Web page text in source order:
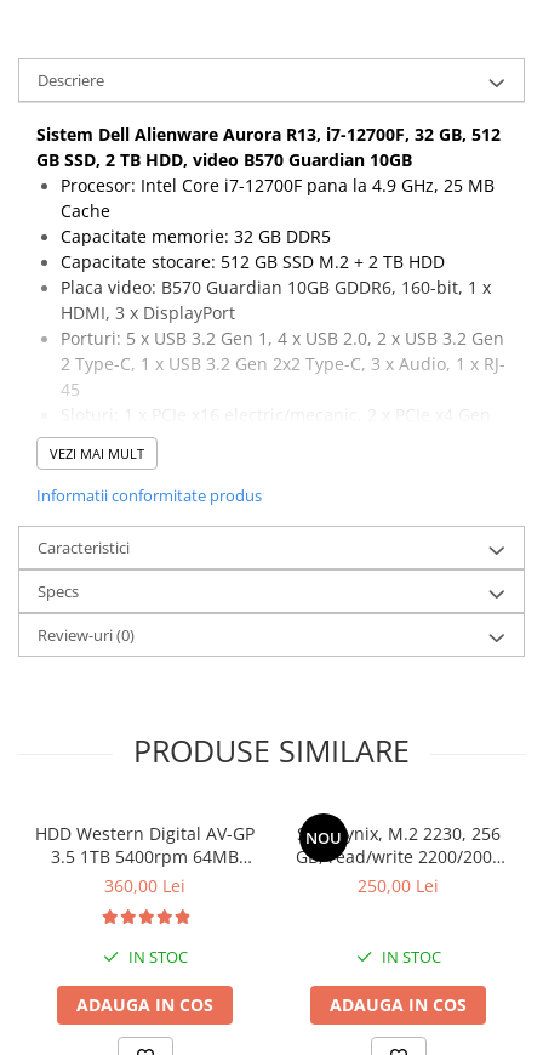
Descriere
Sistem Dell Alienware Aurora R13, i7-12700F, 32 GB, 512
GB SSD, 2 TB HDD, video B570 Guardian 10GB
Procesor: Intel Core i7-12700F pana la 4.9 GHz, 25 MB
Cache
Capacitate memorie: 32 GB DDR5
Capacitate stocare: 512 GB SSD M.2 + 2 TB HDD
Placa video: B570 Guardian 10GB GDDR6, 160-bit, 1 x
HDMI, 3 x DisplayPort
Porturi: 5 x USB 3.2 Gen 1, 4 x USB 2.0, 2 x USB 3.2 Gen
2 Type-C, 1 x USB 3.2 Gen 2x2 Type-C, 3 x Audio, 1 x RJ-
45
3, 3 x SATA, 1 x M.2 2230 Wifi/Bluetooth, 2 x M.2 2280
Stocare
Dimensiuni (W x H x D): 225 x 510 x 529 mm
Chipset: Z690
Retea: 10/100/1000/2500
Audio: Integrata HD
Controller Audio: Realtek ALC3861, Realtek ALC1220
VEZI MAI MULT
Informatii conformitate produs
Caracteristici
Specs
Review-uri(0)
PRODUSE SIMILARE
HDD Western Digital AV-GP
3.5 1TB 5400rpm 64MB
SATA3 (WD10EURX)
360,00 Lei
IN STOC
ADAUGA IN COS
NOU
SSD Hynix, M.2 2230, 256
GB, read/write 2200/2000
MB/s, bulk
250,00 Lei
IN STOC
ADAUGA IN COS